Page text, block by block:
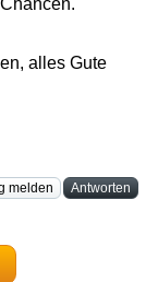
alles Gute
melden Antworten